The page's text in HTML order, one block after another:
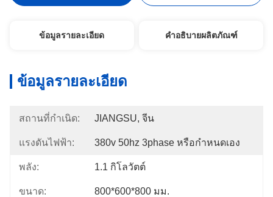
ข้อมูลรายละเอียด คำอธิบายผลิตภัณฑ์
ข้อมูลรายละเอียด
สถานที่กำเนิด: JIANGSU, จีน
แรงดันไฟฟ้า: 380v 50hz 3phase หรือกำหนดเอง
พลัง: 1.1 กิโลวัตต์
ขนาด: 800*600*800 มม.